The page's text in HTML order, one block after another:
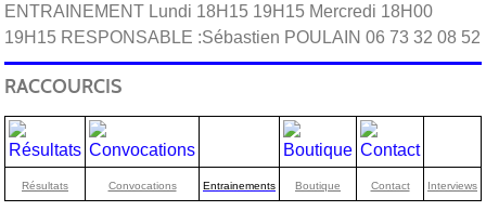
ENTRAINEMENT Lundi 18H15 19H15 Mercredi 18H00
19H15 RESPONSABLE :Sébastien POULAIN 06 73 32 08 52
RACCOURCIS
Résultats Convocations Entrainements Boutique Contact Interviews